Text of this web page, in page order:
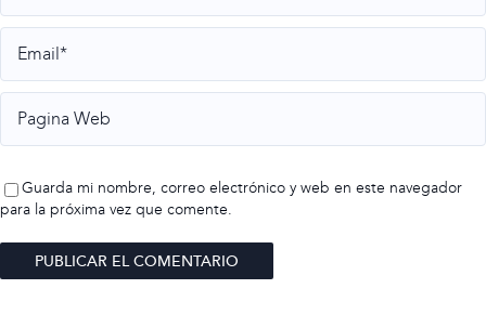
Guarda mi nombre, correo electrónico y web en este navegador
para la próxima vez que comente.